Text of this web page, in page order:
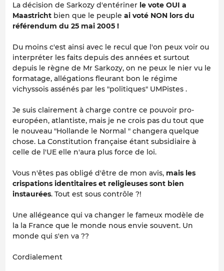
La décision de Sarkozy d'entériner le vote OUI a
Maastricht bien que le peuple ai voté NON lors du
référendum du 25 mai 2005 !
Du moins c'est ainsi avec le recul que l'on peux voir ou
interpréter les faits depuis des années et surtout
depuis le règne de Mr Sarkozy, on ne peux le nier vu le
formatage, allégations fleurant bon le régime
vichyssois assénés par les "politiques" UMPistes .
Je suis clairement à charge contre ce pouvoir pro-
européen, atlantiste, mais je ne crois pas du tout que
le nouveau "Hollande le Normal " changera quelque
chose. La Constitution française étant subsidiaire à
celle de l'UE elle n'aura plus force de loi.
Vous n'êtes pas obligé d'être de mon avis, mais les
crispations identitaires et religieuses sont bien
instaurées. Tout est sous contrôle ?!
Une allégeance qui va changer le fameux modèle de
la la France que le monde nous envie souvent. Un
monde qui s'en va ??
Cordialement